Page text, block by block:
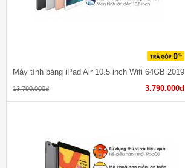
Máy tính bảng iPad Air 10.5 inch Wifi 64GB 2019
13.790.000đ 3.790.000đ